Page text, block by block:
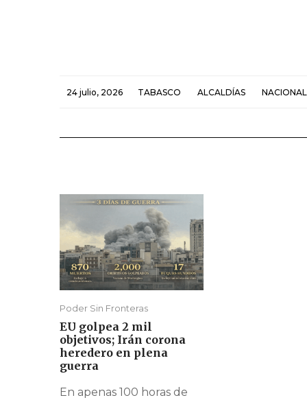
24 julio, 2026 TABASCO ALCALDÍAS NACIONAL
Poder Sin Fronteras
EU golpea 2 mil
objetivos; Irán corona
heredero en plena
guerra
En apenas 100 horas de